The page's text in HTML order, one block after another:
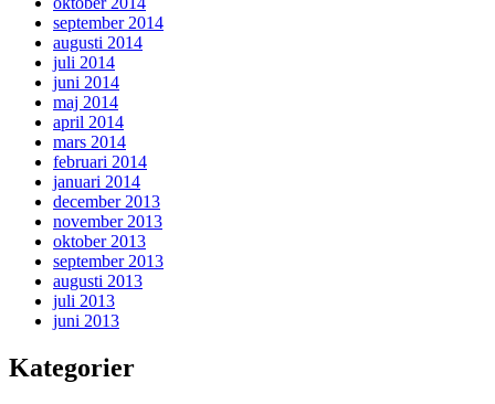
september 2014
augusti 2014
juli 2014
juni 2014
maj 2014
april 2014
mars 2014
februari 2014
januari 2014
december 2013
november 2013
oktober 2013
september 2013
augusti 2013
juli 2013
juni 2013
Kategorier